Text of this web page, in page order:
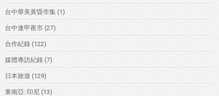
台中華美黃昏市集 (1)
台中逢甲夜市 (27)
合作紀錄 (122)
媒體專訪紀錄 (7)
日本旅遊 (129)
東南亞::印尼 (13)